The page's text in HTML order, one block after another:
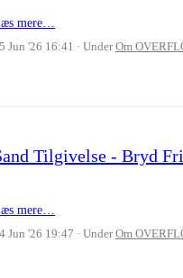
mere…
Jun '26 16:41
UnderOm
Tilgivelse - Bryd
mere…
Jun '26 19:47
UnderOm